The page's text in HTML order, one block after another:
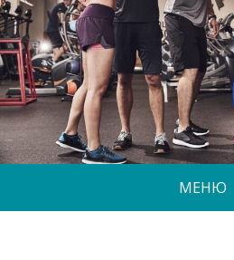
МЕНЮ